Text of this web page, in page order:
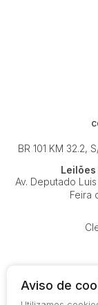
BR 101 KM 32.2,
Leilões
Av. Deputado
Feira
Aviso de